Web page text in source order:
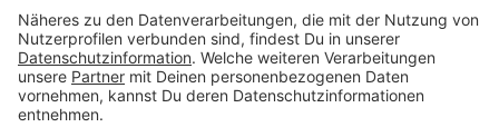
angelieferter Zukaufartikel und Verpackungsmaterial,
Musterziehungen und optische Kontrolle der ein- und
ausgehenden Roh- sowie Fertigware. Sie haben eine
erfolgreich abgeschlossene Ausbildung zur Fachkraft
für Lagerlogistik (m/w/d) und mindestens 6 bis 12